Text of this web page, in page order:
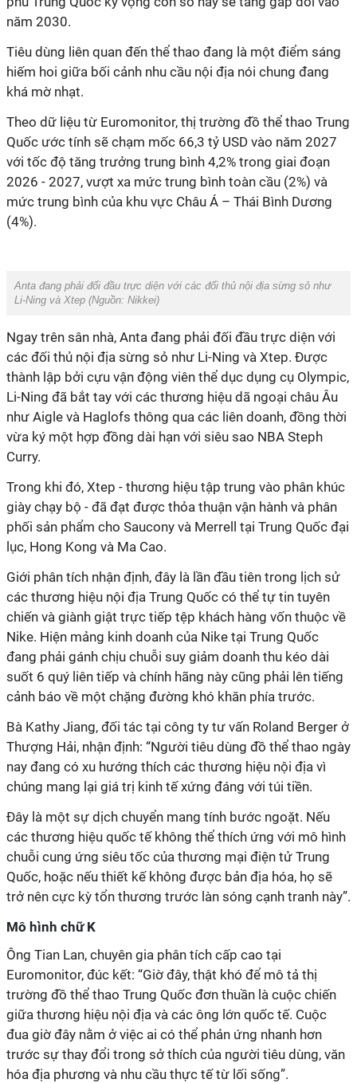
năm 2030.
Tiêu dùng liên quan đến thể thao đang là một điểm sáng
hiếm hoi giữa bối cảnh nhu cầu nội địa nói chung đang
khá mờ nhạt.
Theo dữ liệu từ Euromonitor, thị trường đồ thể thao Trung
Quốc ước tính sẽ chạm mốc 66,3 tỷ USD vào năm 2027
với tốc độ tăng trưởng trung bình 4,2% trong giai đoạn
2026 - 2027, vượt xa mức trung bình toàn cầu (2%) và
mức trung bình của khu vực Châu Á – Thái Bình Dương
(4%).
Anta đang phải đối đầu trực diện với các đối thủ nội địa sừng sỏ như
Li-Ning và Xtep (Nguồn: Nikkei)
Ngay trên sân nhà, Anta đang phải đối đầu trực diện với
các đối thủ nội địa sừng sỏ như Li-Ning và Xtep. Được
thành lập bởi cựu vận động viên thể dục dụng cụ Olympic,
Li-Ning đã bắt tay với các thương hiệu dã ngoại châu Âu
như Aigle và Haglofs thông qua các liên doanh, đồng thời
vừa ký một hợp đồng dài hạn với siêu sao NBA Steph
Curry.
Trong khi đó, Xtep - thương hiệu tập trung vào phân khúc
giày chạy bộ - đã đạt được thỏa thuận vận hành và phân
phối sản phẩm cho Saucony và Merrell tại Trung Quốc đại
lục, Hong Kong và Ma Cao.
Giới phân tích nhận định, đây là lần đầu tiên trong lịch sử
các thương hiệu nội địa Trung Quốc có thể tự tin tuyên
chiến và giành giật trực tiếp tệp khách hàng vốn thuộc về
Nike. Hiện mảng kinh doanh của Nike tại Trung Quốc
đang phải gánh chịu chuỗi suy giảm doanh thu kéo dài
suốt 6 quý liên tiếp và chính hãng này cũng phải lên tiếng
cảnh báo về một chặng đường khó khăn phía trước.
Bà Kathy Jiang, đối tác tại công ty tư vấn Roland Berger ở
Thượng Hải, nhận định: “Người tiêu dùng đồ thể thao ngày
nay đang có xu hướng thích các thương hiệu nội địa vì
chúng mang lại giá trị kinh tế xứng đáng với túi tiền.
Đây là một sự dịch chuyển mang tính bước ngoặt. Nếu
các thương hiệu quốc tế không thể thích ứng với mô hình
chuỗi cung ứng siêu tốc của thương mại điện tử Trung
Quốc, hoặc nếu thiết kế không được bản địa hóa, họ sẽ
trở nên cực kỳ tổn thương trước làn sóng cạnh tranh này”.
Mô hình chữ K
Ông Tian Lan, chuyên gia phân tích cấp cao tại
Euromonitor, đúc kết: “Giờ đây, thật khó để mô tả thị
trường đồ thể thao Trung Quốc đơn thuần là cuộc chiến
giữa thương hiệu nội địa và các ông lớn quốc tế. Cuộc
đua giờ đây nằm ở việc ai có thể phản ứng nhanh hơn
trước sự thay đổi trong sở thích của người tiêu dùng, văn
hóa địa phương và nhu cầu thực tế từ lối sống”.